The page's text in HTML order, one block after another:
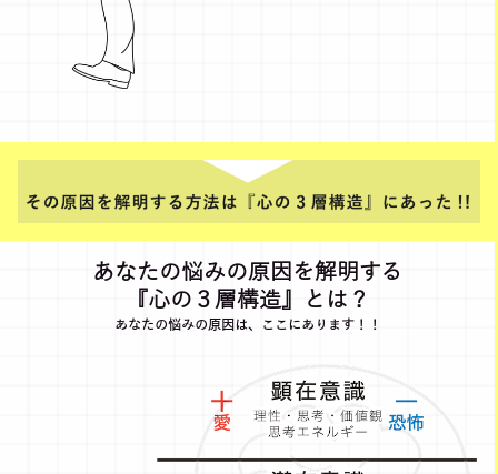
あなたの悩みの原因を解明する
『心の３層構造』とは？